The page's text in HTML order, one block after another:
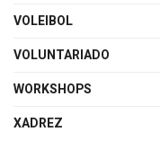
VOLEIBOL
VOLUNTARIADO
WORKSHOPS
XADREZ